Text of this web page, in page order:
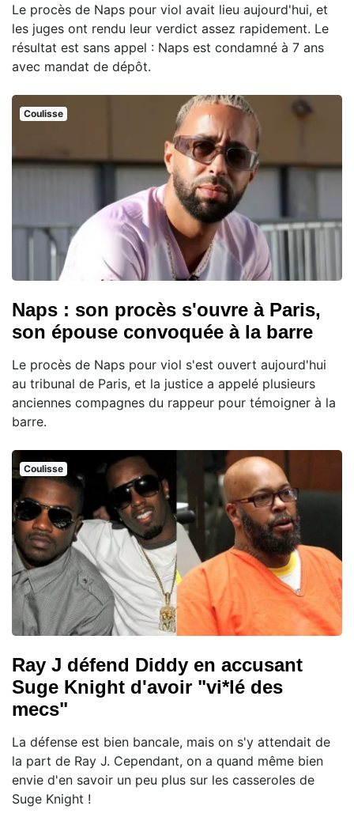
Le procès de Naps pour viol avait lieu aujourd'hui, et
les juges ont rendu leur verdict assez rapidement. Le
résultat est sans appel : Naps est condamné à 7 ans
avec mandat de dépôt.
Coulisse
Naps : son procès s'ouvre à Paris,
son épouse convoquée à la barre
Le procès de Naps pour viol s'est ouvert aujourd'hui
au tribunal de Paris, et la justice a appelé plusieurs
anciennes compagnes du rappeur pour témoigner à la
barre.
Coulisse
Ray J défend Diddy en accusant
Suge Knight d'avoir "vi*lé des
mecs"
La défense est bien bancale, mais on s'y attendait de
la part de Ray J. Cependant, on a quand même bien
envie d'en savoir un peu plus sur les casseroles de
Suge Knight !